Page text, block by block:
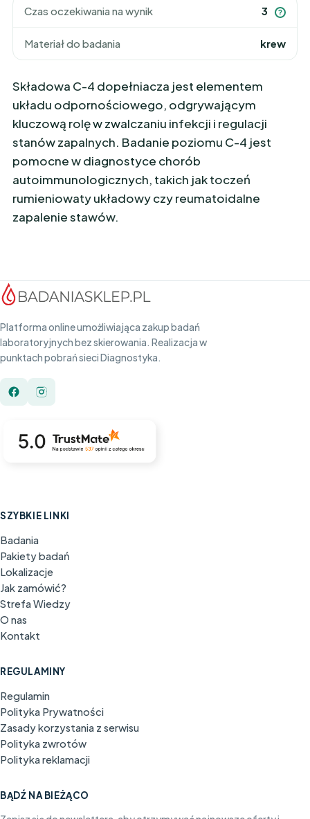
Czas oczekiwania na wynik 3 ?
Materiał do badania krew
Składowa C-4 dopełniacza jest elementem
układu odpornościowego, odgrywającym
kluczową rolę w zwalczaniu infekcji i regulacji
stanów zapalnych. Badanie poziomu C-4 jest
pomocne w diagnostyce chorób
autoimmunologicznych, takich jak toczeń
rumieniowaty układowy czy reumatoidalne
zapalenie stawów.
Platforma online umożliwiająca zakup badań
laboratoryjnych bez skierowania. Realizacja w
punktach pobrań sieci Diagnostyka.
SZYBKIE LINKI
Badania
Pakiety badań
Lokalizacje
Jak zamówić?
Strefa Wiedzy
O nas
Kontakt
REGULAMINY
Regulamin
Polityka Prywatności
Zasady korzystania z serwisu
Polityka zwrotów
Polityka reklamacji
BĄDŹ NA BIEŻĄCO